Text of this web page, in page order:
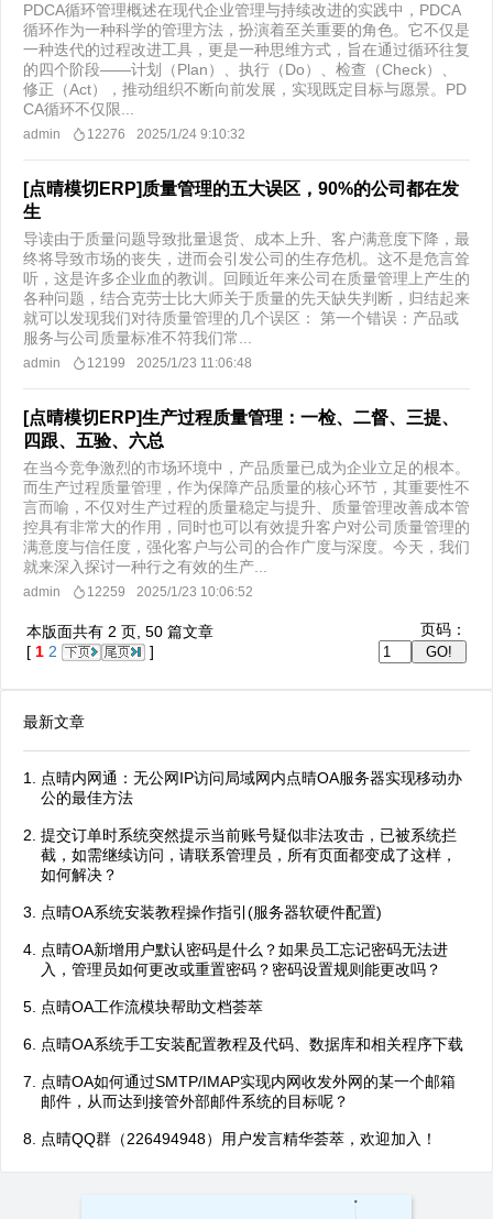
PDCA循环管理概述在现代企业管理与持续改进的实践中，PDCA
循环作为一种科学的管理方法，扮演着至关重要的角色。它不仅是
一种迭代的过程改进工具，更是一种思维方式，旨在通过循环往复
的四个阶段——计划（Plan）、执行（Do）、检查（Check）、
修正（Act），推动组织不断向前发展，实现既定目标与愿景。PD
CA循环不仅限...
admin 12276 2025/1/24 9:10:32
[点晴模切ERP]质量管理的五大误区，90%的公司都在发
生
导读由于质量问题导致批量退货、成本上升、客户满意度下降，最
终将导致市场的丧失，进而会引发公司的生存危机。这不是危言耸
听，这是许多企业血的教训。回顾近年来公司在质量管理上产生的
各种问题，结合克劳士比大师关于质量的先天缺失判断，归结起来
就可以发现我们对待质量管理的几个误区： 第一个错误：产品或
服务与公司质量标准不符我们常...
admin 12199 2025/1/23 11:06:48
[点晴模切ERP]生产过程质量管理：一检、二督、三提、
四跟、五验、六总
在当今竞争激烈的市场环境中，产品质量已成为企业立足的根本。
而生产过程质量管理，作为保障产品质量的核心环节，其重要性不
言而喻，不仅对生产过程的质量稳定与提升、质量管理改善成本管
控具有非常大的作用，同时也可以有效提升客户对公司质量管理的
满意度与信任度，强化客户与公司的合作广度与深度。今天，我们
就来深入探讨一种行之有效的生产...
admin 12259 2025/1/23 10:06:52
本版面共有 2 页, 50 篇文章
[ 1 2 ]
页码：
最新文章
点晴内网通：无公网IP访问局域网内点晴OA服务器实现移动办
公的最佳方法
提交订单时系统突然提示当前账号疑似非法攻击，已被系统拦
截，如需继续访问，请联系管理员，所有页面都变成了这样，
如何解决？
点晴OA系统安装教程操作指引(服务器软硬件配置)
点晴OA新增用户默认密码是什么？如果员工忘记密码无法进
入，管理员如何更改或重置密码？密码设置规则能更改吗？
点晴OA工作流模块帮助文档荟萃
点晴OA系统手工安装配置教程及代码、数据库和相关程序下载
点晴OA如何通过SMTP/IMAP实现内网收发外网的某一个邮箱
邮件，从而达到接管外部邮件系统的目标呢？
点晴QQ群（226494948）用户发言精华荟萃，欢迎加入！